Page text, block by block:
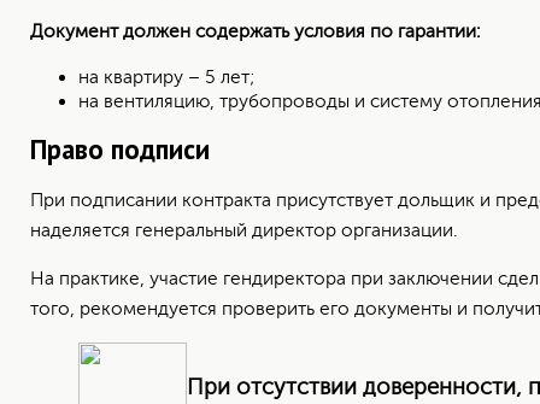
Документ должен содержать условия по гарантии:
на квартиру – 5 лет;
на вентиляцию, трубопроводы и систему
Право подписи
При подписании контракта присутствует дольщик и
наделяется генеральный директор организации.
На практике, участие гендиректора при заключении
того, рекомендуется проверить его документы и
При отсутствии доверенности,